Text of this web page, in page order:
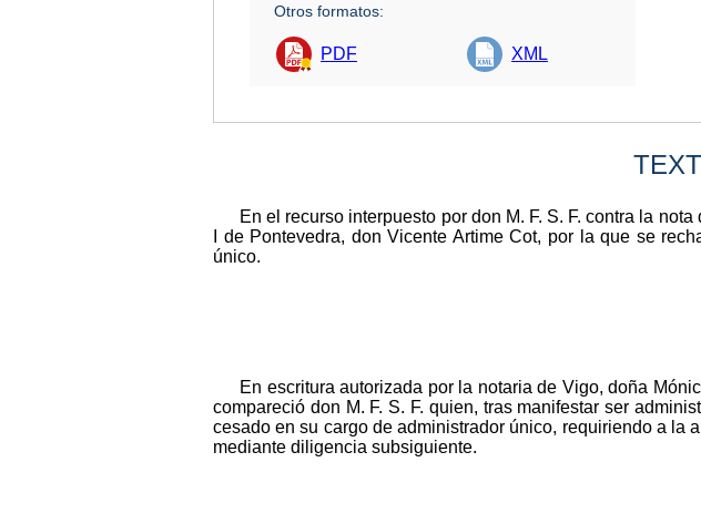
Otros formatos:
PDF XML
En el recurso interpuesto por don M. F. S. F. contra la
I de Pontevedra, don Vicente Artime Cot, por la que se
único.
En escritura autorizada por la notaria de Vigo, doña
compareció don M. F. S. F. quien, tras manifestar ser
cesado en su cargo de administrador único, requiriendo a la
mediante diligencia subsiguiente.